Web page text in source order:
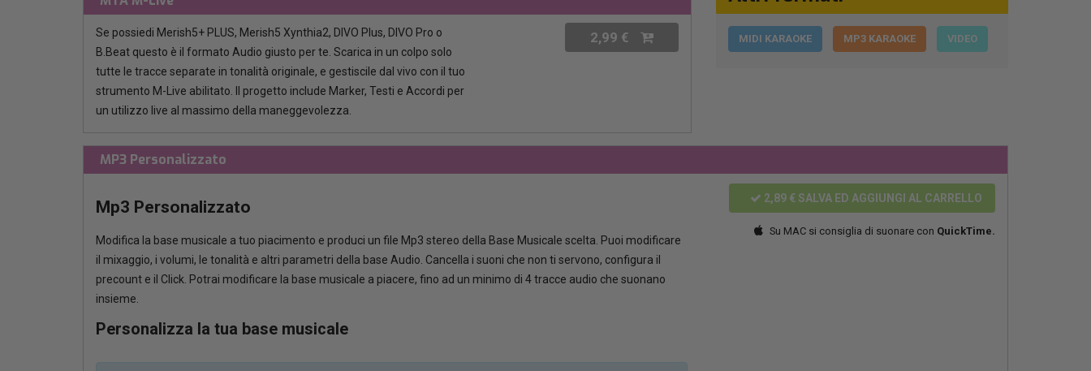
Se possiedi Merish5+ PLUS, Merish5 Xynthia2, DIVO Plus, DIVO Pro o
B.Beat questo è il formato Audio giusto per te. Scarica in un colpo solo
tutte le tracce separate in tonalità originale, e gestiscile dal vivo con il tuo
strumento M-Live abilitato. Il progetto include Marker, Testi e Accordi per
un utilizzo live al massimo della maneggevolezza.
2,99 € MIDI KARAOKE MP3 KARAOKE VIDEO
MP3 Personalizzato
Mp3 Personalizzato
Modifica la base musicale a tuo piacimento e produci un file Mp3 stereo della Base Musicale scelta. Puoi modificare
il mixaggio, i volumi, le tonalità e altri parametri della base Audio. Cancella i suoni che non ti servono, configura il
precount e il Click. Potrai modificare la base musicale a piacere, fino ad un minimo di 4 tracce audio che suonano
insieme.
2,89 €SALVA ED AGGIUNGI AL CARRELLO
Su MAC si consiglia di suonare con QuickTime.
Personalizza la tua base musicale